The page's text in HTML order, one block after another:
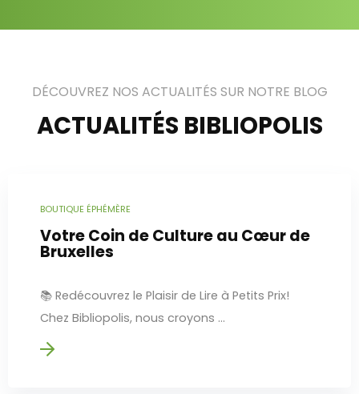
DÉCOUVREZ NOS ACTUALITÉS SUR NOTRE BLOG
ACTUALITÉS BIBLIOPOLIS
BOUTIQUE ÉPHÉMÈRE
Votre Coin de Culture au Cœur de
Bruxelles
📚 Redécouvrez le Plaisir de Lire à Petits Prix!
Chez Bibliopolis, nous croyons ...